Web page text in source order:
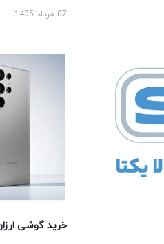
07 مرداد 1405
خرید گوشی ارزان